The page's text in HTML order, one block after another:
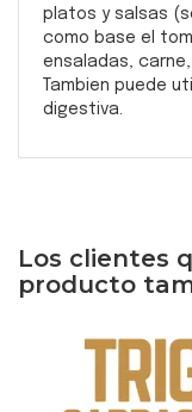
platos y salsas
como base el
ensaladas,
Tambien puede
digestiva.
Los clientes
producto